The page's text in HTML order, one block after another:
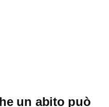
un abito può